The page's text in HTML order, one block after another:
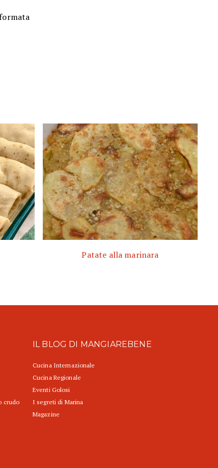
Patate alla marinara
crudo
IL BLOG DI MANGIAREBENE
Cucina Internazionale
Cucina Regionale
Eventi Golosi
I segreti di Marina
Magazine